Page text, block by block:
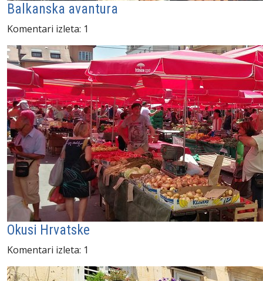
Balkanska avantura
Komentari izleta: 1
Okusi Hrvatske
Komentari izleta: 1